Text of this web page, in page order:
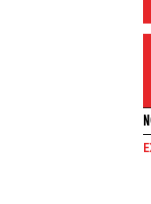
telo ste mogli da